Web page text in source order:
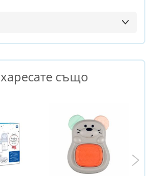
харесате също